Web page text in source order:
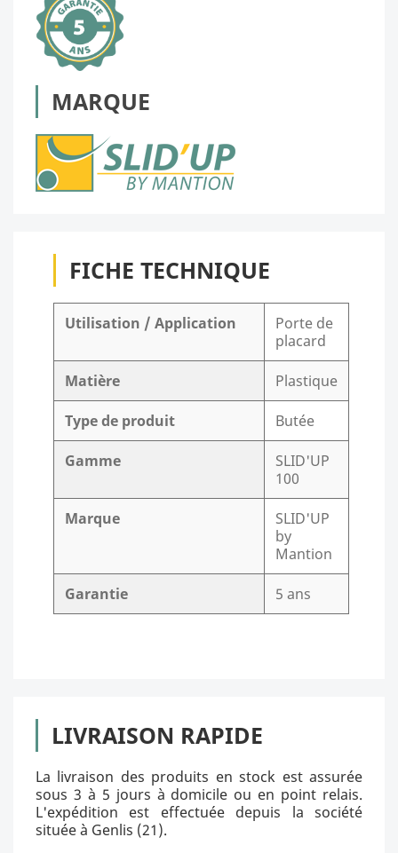
MARQUE
FICHE TECHNIQUE
Utilisation / Application
Porte de
placard
Matière Plastique
Type de produit Butée
Gamme
SLID'UP
100
Marque
SLID'UP
by
Mantion
Garantie 5 ans
LIVRAISON RAPIDE
La livraison des produits en stock est assurée
sous 3 à 5 jours à domicile ou en point relais.
L'expédition est effectuée depuis la société
située à Genlis (21).